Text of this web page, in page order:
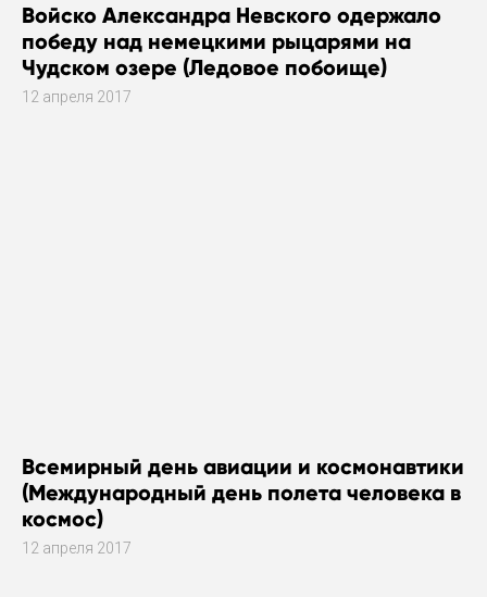
Войско Александра Невского одержало
победу над немецкими рыцарями на
Чудском озере (Ледовое побоище)
12 апреля 2017
Всемирный день авиации и космонавтики
(Международный день полета человека в
космос)
12 апреля 2017